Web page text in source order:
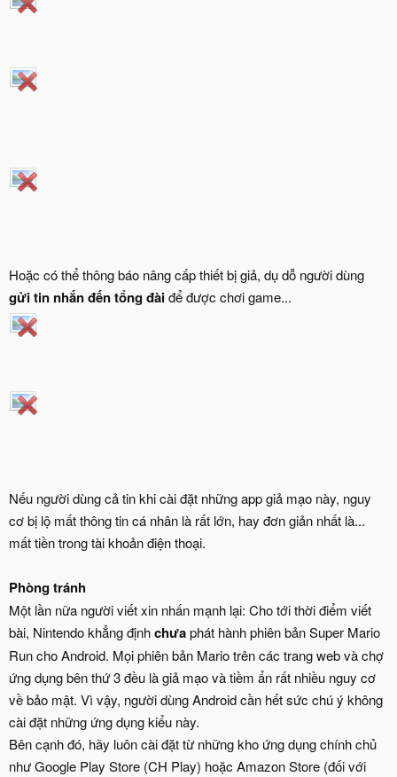
Hoặc có thể thông báo nâng cấp thiết bị giả, dụ dỗ người dùng
gửi tin nhắn đến tổng đàiđể được chơi game...
Nếu người dùng cả tin khi cài đặt những app giả mạo này, nguy
cơ bị lộ mất thông tin cá nhân là rất lớn, hay đơn giản nhất là...
mất tiền trong tài khoản điện thoại.
Phòng tránh
Một lần nữa người viết xin nhấn mạnh lại: Cho tới thời điểm viết
bài, Nintendo khẳng địnhchưaphát hành phiên bản Super Mario
Run cho Android. Mọi phiên bản Mario trên các trang web và chợ
ứng dụng bên thứ 3 đều là giả mạo và tiềm ẩn rất nhiều nguy cơ
về bảo mật. Vì vậy, người dùng Android cần hết sức chú ý không
cài đặt những ứng dụng kiểu này.
Bên cạnh đó, hãy luôn cài đặt từ những kho ứng dụng chính chủ
như Google Play Store (CH Play) hoặc Amazon Store (đối với